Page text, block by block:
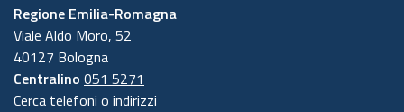
Regione Emilia-Romagna
Viale Aldo Moro, 52
40127 Bologna
Centralino 051 5271
Cerca telefoni o indirizzi